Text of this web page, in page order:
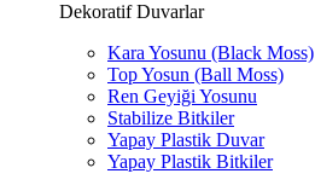
Dekoratif Duvarlar
Kara Yosunu (Black Moss)
Top Yosun (Ball Moss)
Ren Geyiği Yosunu
Stabilize Bitkiler
Yapay Plastik Duvar
Yapay Plastik Bitkiler